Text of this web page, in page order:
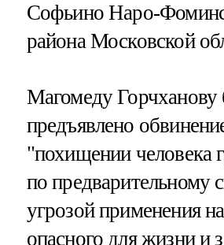
Софьино Наро-
района Московской
Магомеду
предъявлено
"похищении человека
по предварительному
угрозой применения
опасного для жизни и